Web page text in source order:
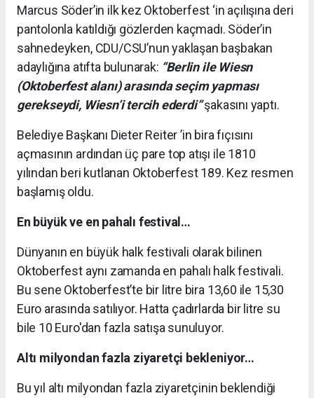
Marcus Söder’in ilk kez Oktoberfest ‘in açılışına deri
pantolonla katıldığı gözlerden kaçmadı. Söder’in
sahnedeyken, CDU/CSU’nun yaklaşan başbakan
adaylığına atıfta bulunarak: “Berlin ile Wiesn
(Oktoberfest alanı) arasında seçim yapması
gerekseydi, Wiesn’i tercih ederdi”şakasını yaptı.
Belediye Başkanı Dieter Reiter ’in bira fıçısını
açmasının ardından üç pare top atışı ile 1810
yılından beri kutlanan Oktoberfest 189. Kez resmen
başlamış oldu.
En büyük ve en pahalı festival…
Dünyanın en büyük halk festivali olarak bilinen
Oktoberfest aynı zamanda en pahalı halk festivali.
Bu sene Oktoberfest’te bir litre bira 13,60 ile 15,30
Euro arasında satılıyor. Hatta çadırlarda bir litre su
bile 10 Euro'dan fazla satışa sunuluyor.
Altı milyondan fazla ziyaretçi bekleniyor…
Bu yıl altı milyondan fazla ziyaretçinin beklendiği